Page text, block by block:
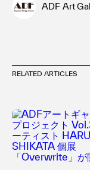
ADF Art
RELATED ARTICLES